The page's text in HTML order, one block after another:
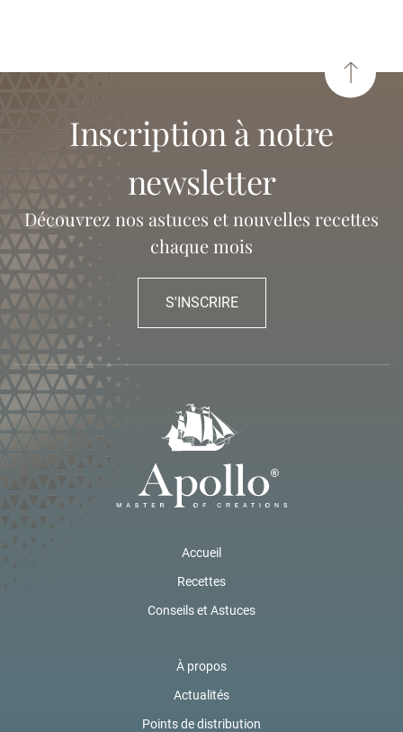
inscription à notre
newsletter
Découvrez nos astuces et nouvelles recettes
chaque mois
S'INSCRIRE
Accueil
Recettes
Conseils et Astuces
À propos
Actualités
Points de distribution